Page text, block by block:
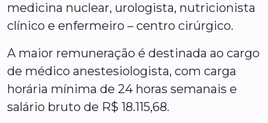
medicina nuclear, urologista, nutricionista
clínico e enfermeiro – centro cirúrgico.
A maior remuneração é destinada ao cargo
de médico anestesiologista, com carga
horária mínima de 24 horas semanais e
salário bruto de R$ 18.115,68.